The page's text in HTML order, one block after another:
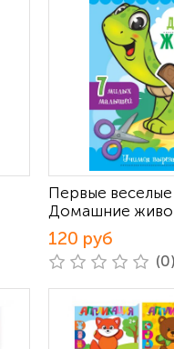
Первые
Домашние
120 руб